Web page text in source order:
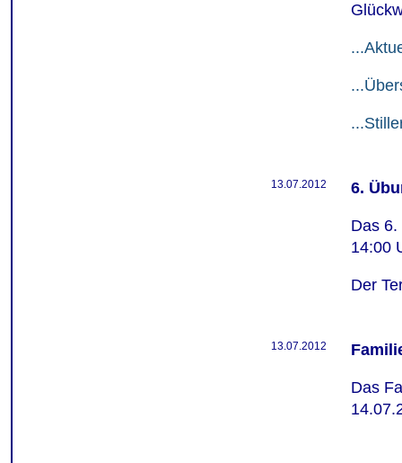
13.07.2012 6.
Das
14:00
Der
13.07.2012
Das